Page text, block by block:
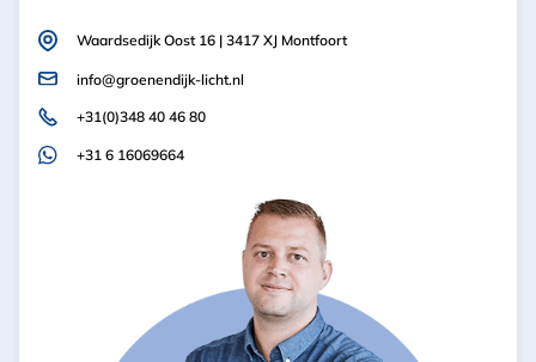
Waardsedijk Oost 16 | 3417 XJ Montfoort
info@groenendijk-licht.nl
+31(0)348 40 46 80
+31 6 16069664